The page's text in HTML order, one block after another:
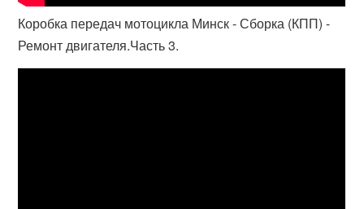
Коробка передач мотоцикла Минск - Сборка (КПП) -
Ремонт двигателя.Часть 3.